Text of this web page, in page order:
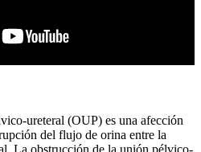
ureteral (OUP) es una afección
del flujo de orina entre la
La obstrucción de la unión pélvico-